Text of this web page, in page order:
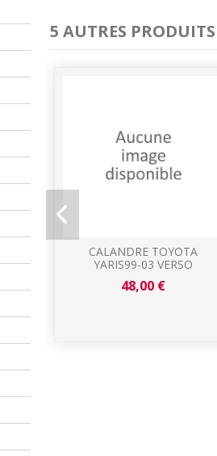
5 AUTRES
CALANDRE TOYOTA
YARIS99-03 VERSO
48,00 €